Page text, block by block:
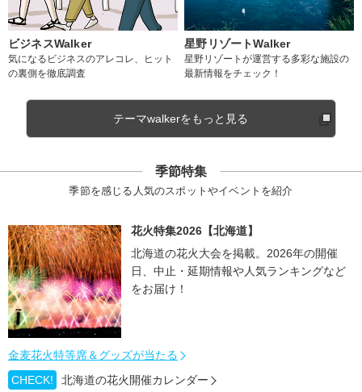
ビジネスWalker
気になるビジネスのアレコレ、ヒット
の裏側を徹底調査
星野リゾートWalker
星野リゾートが運営する多彩な施設の
最新情報をチェック！
テーマwalkerをもっと見る
季節特集
季節を感じる人気のスポットやイベントを紹介
花火特集2026【北海道】
北海道の花火大会を掲載。2026年の開催
日、中止・延期情報や人気ランキングなど
をお届け！
金麦花火特等席＆グッズが当たる
CHECK!
北海道の花火開催カレンダー